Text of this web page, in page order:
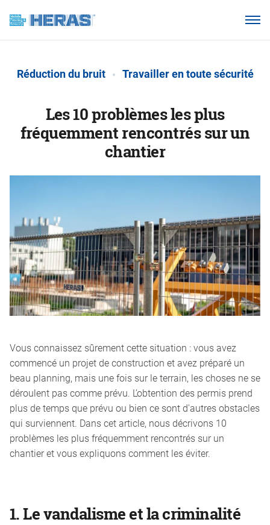
Base de connaissances
À propos de nous
Espace Distributeur
Réduction du bruit Travailler en toute sécurité
Les 10 problèmes les plus
fréquemment rencontrés sur un
chantier
Vous connaissez sûrement cette situation : vous avez
commencé un projet de construction et avez préparé un
beau planning, mais une fois sur le terrain, les choses ne se
déroulent pas comme prévu. L’obtention des permis prend
plus de temps que prévu ou bien ce sont d'autres obstacles
qui surviennent. Dans cet article, nous décrivons 10
problèmes les plus fréquemment rencontrés sur un
chantier et vous expliquons comment les éviter.
1.Le vandalisme et la criminalité